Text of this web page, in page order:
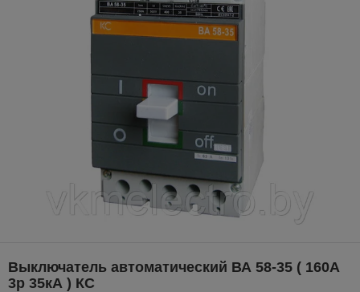
Выключатель автоматический ВА 58-35 ( 160А
3р 35кА ) КС